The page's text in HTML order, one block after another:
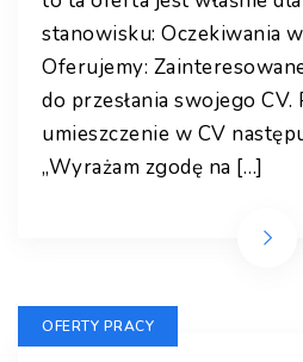
stanowisku: Oczekiwania
Oferujemy:
do przesłania swojego CV.
umieszczenie w CV
„Wyrażam zgodę na […]
OFERTY PRACY